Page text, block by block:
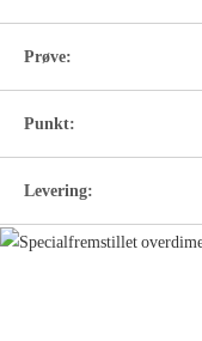
Prøve:
Punkt:
Levering: